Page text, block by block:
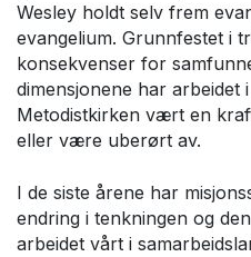
Wesley holdt selv frem
evangelium. Grunnfestet i
konsekvenser for
dimensjonene har arbeidet
Metodistkirken vært en
eller være uberørt av.
I de siste årene har
endring i tenkningen og
arbeidet vårt i